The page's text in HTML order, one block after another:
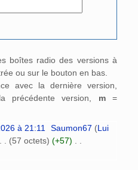
boîtes radio des versions à
ou sur le bouton en bas.
avec la dernière version,
précédente version, m=
à 21:11 Saumon67 (Lui
(57 octets) (+57)